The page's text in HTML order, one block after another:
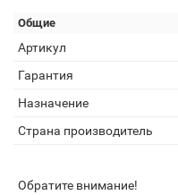
Общие
Артикул
Гарантия
Назначение
Страна производитель
Обратите внимание!